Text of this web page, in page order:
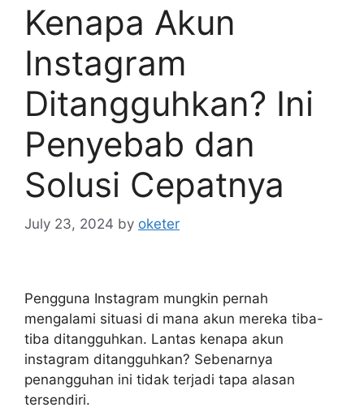
Kenapa Akun
Instagram
Ditangguhkan? Ini
Penyebab dan
Solusi Cepatnya
July 23, 2024 by oketer
Pengguna Instagram mungkin pernah
mengalami situasi di mana akun mereka tiba-
tiba ditangguhkan. Lantas kenapa akun
instagram ditangguhkan? Sebenarnya
penangguhan ini tidak terjadi tapa alasan
tersendiri.